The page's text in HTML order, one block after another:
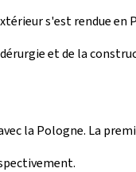
s'est rendue
et de la
la Pologne. La